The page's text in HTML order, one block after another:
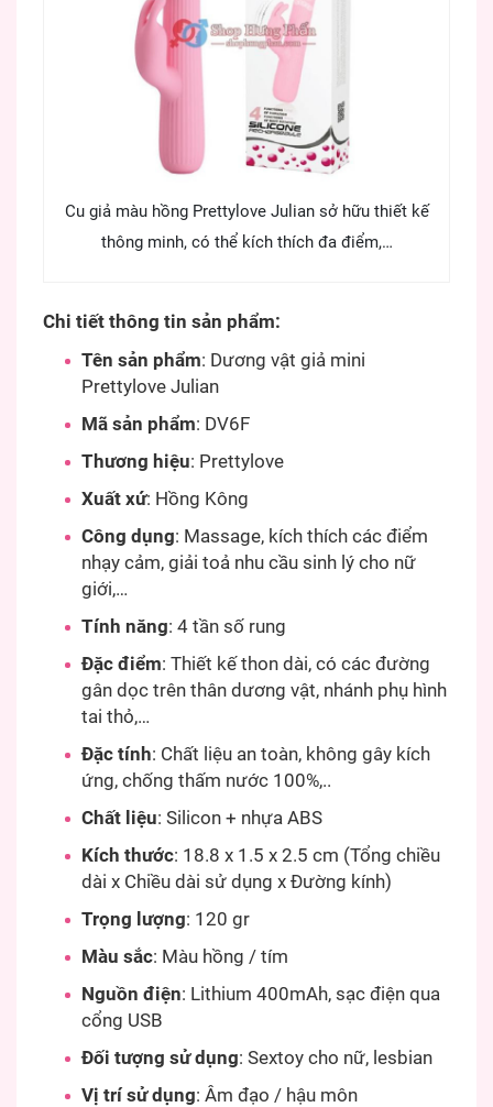
Cu giả màu hồng Prettylove Julian sở hữu thiết kế
thông minh, có thể kích thích đa điểm,…
Chi tiết thông tin sản phẩm:
Tên sản phẩm: Dương vật giả mini
Prettylove Julian
Mã sản phẩm: DV6F
Thương hiệu: Prettylove
Xuất xứ: Hồng Kông
Công dụng: Massage, kích thích các điểm
nhạy cảm, giải toả nhu cầu sinh lý cho nữ
giới,…
Tính năng: 4 tần số rung
Đặc điểm: Thiết kế thon dài, có các đường
gân dọc trên thân dương vật, nhánh phụ hình
tai thỏ,…
Đặc tính: Chất liệu an toàn, không gây kích
ứng, chống thấm nước 100%,..
Chất liệu: Silicon + nhựa ABS
Kích thước: 18.8 x 1.5 x 2.5 cm (Tổng chiều
dài x Chiều dài sử dụng x Đường kính)
Trọng lượng: 120 gr
Màu sắc: Màu hồng / tím
Nguồn điện: Lithium 400mAh, sạc điện qua
cổng USB
Đối tượng sử dụng: Sextoy cho nữ, lesbian
Vị trí sử dụng: Âm đạo / hậu môn